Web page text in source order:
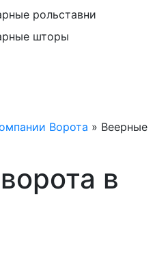
рольставни
шторы
Ворота » Веерные
в